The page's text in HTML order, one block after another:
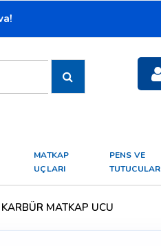
MATKAP
UÇLARI
PENS VE
TUTUCULAR
MATKAP UCU